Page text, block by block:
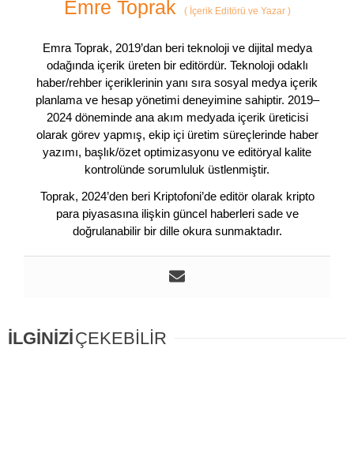
Emre Toprak (İçerik Editörü ve Yazar )
Emra Toprak, 2019’dan beri teknoloji ve dijital medya
odağında içerik üreten bir editördür. Teknoloji odaklı
haber/rehber içeriklerinin yanı sıra sosyal medya içerik
planlama ve hesap yönetimi deneyimine sahiptir. 2019–
2024 döneminde ana akım medyada içerik üreticisi
olarak görev yapmış, ekip içi üretim süreçlerinde haber
yazımı, başlık/özet optimizasyonu ve editöryal kalite
kontrolünde sorumluluk üstlenmiştir.
Toprak, 2024’den beri Kriptofoni’de editör olarak kripto
para piyasasına ilişkin güncel haberleri sade ve
doğrulanabilir bir dille okura sunmaktadır.
İLGİNİZİÇEKEBİLİR